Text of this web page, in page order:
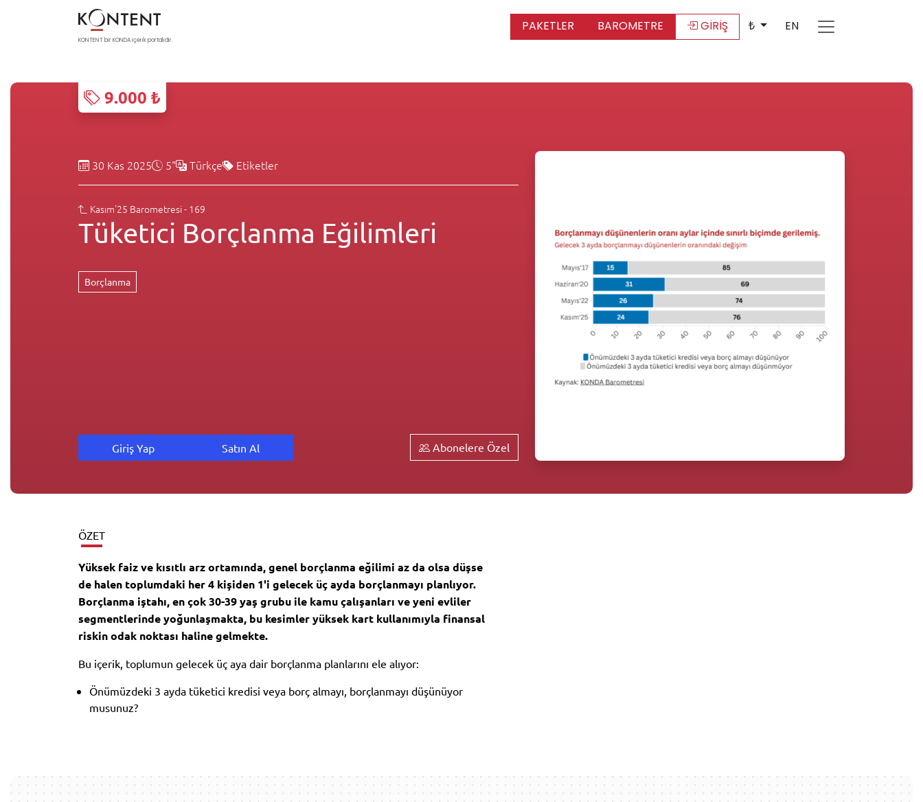
KONTENT bir KONDA içerik portalıdır.
PAKETLER BAROMETRE GİRİŞ ₺ EN
9.000 ₺
30 Kas 2025 5" Türkçe Etiketler
Kasım'25 Barometresi - 169
Tüketici Borçlanma Eğilimleri
Borçlanma
Giriş Yap Satın Al Abonelere Özel
ÖZET
Yüksek faiz ve kısıtlı arz ortamında, genel borçlanma eğilimi az da olsa düşse
de halen toplumdaki her 4 kişiden 1'i gelecek üç ayda borçlanmayı planlıyor.
Borçlanma iştahı, en çok 30-39 yaş grubu ile kamu çalışanları ve yeni evliler
segmentlerinde yoğunlaşmakta, bu kesimler yüksek kart kullanımıyla finansal
riskin odak noktası haline gelmekte.
Bu içerik, toplumun gelecek üç aya dair borçlanma planlarını ele alıyor:
Önümüzdeki 3 ayda tüketici kredisi veya borç almayı, borçlanmayı düşünüyor
musunuz?